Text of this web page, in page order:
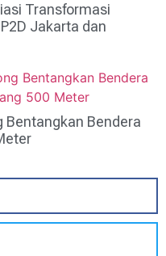
Transformasi
Jakarta dan
Bentangkan Bendera